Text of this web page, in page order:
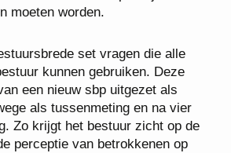
moeten worden.
set vragen die alle
kunnen gebruiken. Deze
een nieuw sbp uitgezet als
als tussenmeting en na vier
Zo krijgt het bestuur zicht op de
perceptie van betrokkenen op